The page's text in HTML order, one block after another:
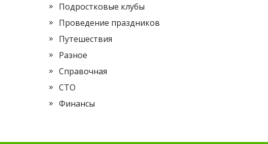
Подростковые клубы
Проведение праздников
Путешествия
Разное
Справочная
СТО
Финансы